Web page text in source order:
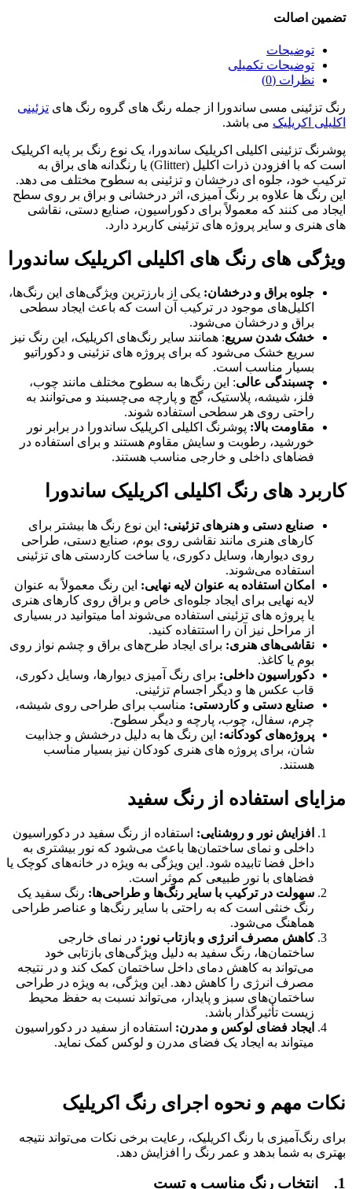
تضمین اصالت
توضیحات
توضیحات تکمیلی
نظرات (0)
رنگ تزئینی مسی ساندورا از جمله رنگ های گروه رنگ های تزئینی
اکلیلی اکریلیک می باشد.
پوشرنگ تزئینی اکلیلی اکریلیک ساندورا، یک نوع رنگ بر پایه اکریلیک
است که با افزودن ذرات اکلیل (Glitter) یا رنگدانه‌ های براق به
ترکیب خود، جلوه ‌ای درخشان و تزئینی به سطوح مختلف می‌ دهد.
این رنگ‌ ها علاوه بر رنگ آمیزی، اثر درخشانی و براق بر روی سطح
ایجاد می‌ کنند که معمولاً برای دکوراسیون، صنایع دستی، نقاشی‌
های هنری و سایر پروژه‌ های تزئینی کاربرد دارد.
ویژگی های رنگ های اکلیلی اکریلیک ساندورا
جلوه براق و درخشان: یکی از بارزترین ویژگی‌های این رنگ‌ها،
اکلیل‌های موجود در ترکیب آن است که باعث ایجاد سطحی
براق و درخشان می‌شود.
خشک شدن سریع: همانند سایر رنگ‌های اکریلیک، این رنگ‌ نیز
سریع خشک می‌شود که برای پروژه ‌های تزئینی و دکوراتیو
بسیار مناسب است.
چسبندگی عالی: این رنگ‌ها به سطوح مختلف مانند چوب،
فلز، شیشه، پلاستیک، گچ و پارچه می‌چسبند و می‌توانند به
راحتی روی هر سطحی استفاده شوند.
مقاومت بالا: پوشرنگ‌ اکلیلی اکریلیک ساندورا در برابر نور
خورشید، رطوبت و سایش مقاوم هستند و برای استفاده در
فضاهای داخلی و خارجی مناسب هستند.
کاربرد های رنگ اکلیلی اکریلیک ساندورا
صنایع دستی و هنرهای تزئینی: این نوع رنگ ‌ها بیشتر برای
کارهای هنری مانند نقاشی روی بوم، صنایع دستی، طراحی
روی دیوارها، وسایل دکوری، یا ساخت کاردستی‌ های تزئینی
استفاده می‌شوند.
امکان استفاده به عنوان لایه نهایی: این رنگ‌ معمولاً به عنوان
لایه نهایی برای ایجاد جلوه‌ای خاص و براق روی کارهای هنری
یا پروژه‌ های تزئینی استفاده می‌شوند اما میتوانید در بسیاری
از مراحل نیز آن را استتفاده کنید.
نقاشی‌های هنری: برای ایجاد طرح‌های براق و چشم ‌نواز روی
بوم یا کاغذ.
دکوراسیون داخلی: برای رنگ آمیزی دیوارها، وسایل دکوری،
قاب عکس‌ ها و دیگر اجسام تزئینی.
صنایع دستی و کاردستی: مناسب برای طراحی روی شیشه،
چرم، سفال، چوب، پارچه و دیگر سطوح.
پروژه‌های کودکانه: این رنگ ‌ها به دلیل درخشش و جذابیت
‌شان، برای پروژه ‌های هنری کودکان نیز بسیار مناسب
هستند.
مزایای استفاده از رنگ سفید
افزایش نور و روشنایی: استفاده از رنگ سفید در دکوراسیون
داخلی و نمای ساختمان‌ها باعث می‌شود که نور بیشتری به
داخل فضا تابیده شود. این ویژگی به ویژه در خانه‌های کوچک یا
فضاهای با نور طبیعی کم موثر است.
سهولت در ترکیب با سایر رنگ‌ها و طراحی‌ها: رنگ سفید یک
رنگ خنثی است که به راحتی با سایر رنگ‌ها و عناصر طراحی
هماهنگ می‌شود.
کاهش مصرف انرژی و بازتاب نور: در نمای خارجی
ساختمان‌ها، رنگ سفید به دلیل ویژگی‌های بازتابی خود
می‌تواند به کاهش دمای داخل ساختمان کمک کند و در نتیجه
مصرف انرژی را کاهش دهد. این ویژگی، به ویژه در طراحی
ساختمان‌های سبز و پایدار، می‌تواند نسبت به حفظ محیط
زیست تأثیرگذار باشد.
ایجاد فضای لوکس و مدرن: استفاده از سفید در دکوراسیون
میتواند به ایجاد یک فضای مدرن و لوکس کمک نماید.
نکات مهم و نحوه اجرای رنگ اکریلیک
برای رنگ‌آمیزی با رنگ اکریلیک، رعایت برخی نکات می‌تواند نتیجه
بهتری به شما بدهد و عمر رنگ را افزایش دهد.
1. انتخاب رنگ مناسب و تست